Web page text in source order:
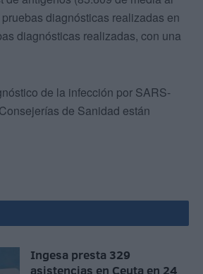
diagnósticas realizadas en
diagnósticas realizadas, con una
de la infección por SARS-
de Sanidad están
Ingesa presta 329
asistencias en Ceuta en 24